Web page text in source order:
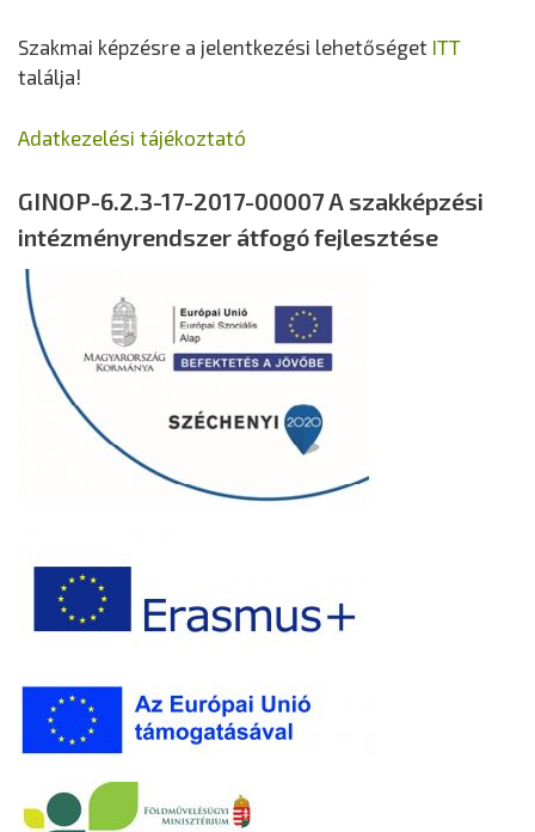
Szakmai képzésre a jelentkezési lehetőséget ITT
találja!
Adatkezelési tájékoztató
GINOP-6.2.3-17-2017-00007 A szakképzési
intézményrendszer átfogó fejlesztése